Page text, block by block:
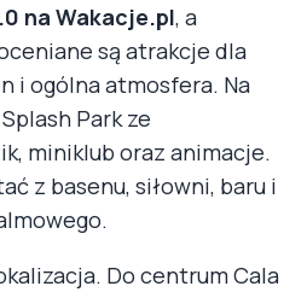
na Wakacje.pl, a
są atrakcje dla
i ogólna atmosfera. Na
Park ze
miniklub oraz animacje.
z basenu, siłowni, baru i
Do centrum Cala